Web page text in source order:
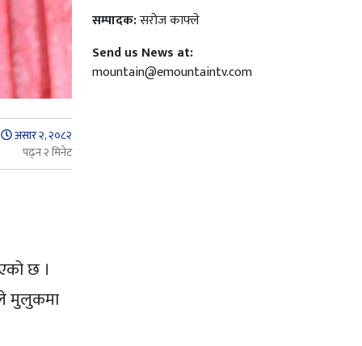
असार २, २०८२
पढ्न २ मिनेट
छ ।
मुलुकमा
सम्पादक:सरोज काफ्ले
Send us News at:
mountain@emountaintv.com